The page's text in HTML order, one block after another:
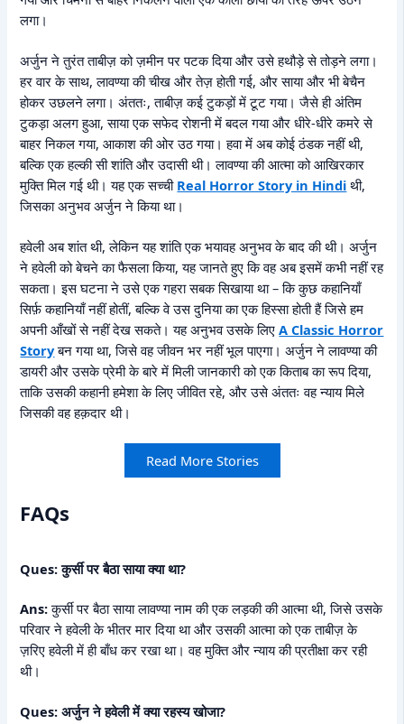
लगा।
अर्जुन ने तुरंत ताबीज़ को ज़मीन पर पटक दिया और उसे हथौड़े से तोड़ने लगा।
हर वार के साथ, लावण्या की चीख और तेज़ होती गई, और साया और भी बेचैन
होकर उछलने लगा। अंततः, ताबीज़ कई टुकड़ों में टूट गया। जैसे ही अंतिम
टुकड़ा अलग हुआ, साया एक सफेद रोशनी में बदल गया और धीरे-धीरे कमरे से
बाहर निकल गया, आकाश की ओर उठ गया। हवा में अब कोई ठंडक नहीं थी,
बल्कि एक हल्की सी शांति और उदासी थी। लावण्या की आत्मा को आखिरकार
मुक्ति मिल गई थी। यह एक सच्ची Real Horror Story in Hindi थी,
जिसका अनुभव अर्जुन ने किया था।
हवेली अब शांत थी, लेकिन यह शांति एक भयावह अनुभव के बाद की थी। अर्जुन
ने हवेली को बेचने का फैसला किया, यह जानते हुए कि वह अब इसमें कभी नहीं रह
सकता। इस घटना ने उसे एक गहरा सबक सिखाया था – कि कुछ कहानियाँ
सिर्फ़ कहानियाँ नहीं होतीं, बल्कि वे उस दुनिया का एक हिस्सा होती हैं जिसे हम
अपनी आँखों से नहीं देख सकते। यह अनुभव उसके लिएA Classic Horror
Storyबन गया था, जिसे वह जीवन भर नहीं भूल पाएगा। अर्जुन ने लावण्या की
डायरी और उसके प्रेमी के बारे में मिली जानकारी को एक किताब का रूप दिया,
ताकि उसकी कहानी हमेशा के लिए जीवित रहे, और उसे अंततः वह न्याय मिले
जिसकी वह हक़दार थी।
Read More Stories
FAQs
Ques: कुर्सी पर बैठा साया क्या था?
Ans:कुर्सी पर बैठा साया लावण्या नाम की एक लड़की की आत्मा थी, जिसे उसके
परिवार ने हवेली के भीतर मार दिया था और उसकी आत्मा को एक ताबीज़ के
ज़रिए हवेली में ही बाँध कर रखा था। वह मुक्ति और न्याय की प्रतीक्षा कर रही
थी।
Ques: अर्जुन ने हवेली में क्या रहस्य खोजा?